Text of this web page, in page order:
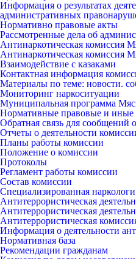
Информация о результатах
административных
Нормативно правовые акты
Рассмотренные дела об
Антинаркотическая комиссия
Антинаркотическая комиссия
Взаимодействие с казаками
Контактная информация
Материалы по теме: новости.
Мониторинг наркоситуации
Муниципальная программа
Нормативные правовые и иные
Обратная связь для сообщений
Отчеты о деятельности
Планы работы комиссии
Положение о комиссии
Протоколы
Регламент работы комиссии
Состав комиссии
Специализированная
Антитеррористическая
Антитеррористическая
Антитеррористическая
Информация о деятельности
Нормативная база
Рекомендации гражданам